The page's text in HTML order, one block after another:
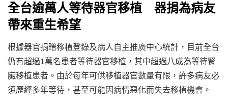
全台逾萬人等待器官移植 器捐為病友
帶來重生希望
根據器官捐贈移植登錄及病人自主推廣中心統計，目前全台
仍有超過1萬名患者等待器官移植，其中超過八成為等待腎
臟移植患者。由於每年可供移植器官數量有限，許多病友必
須歷經多年等待，甚至可能因病情惡化而失去移植機會。